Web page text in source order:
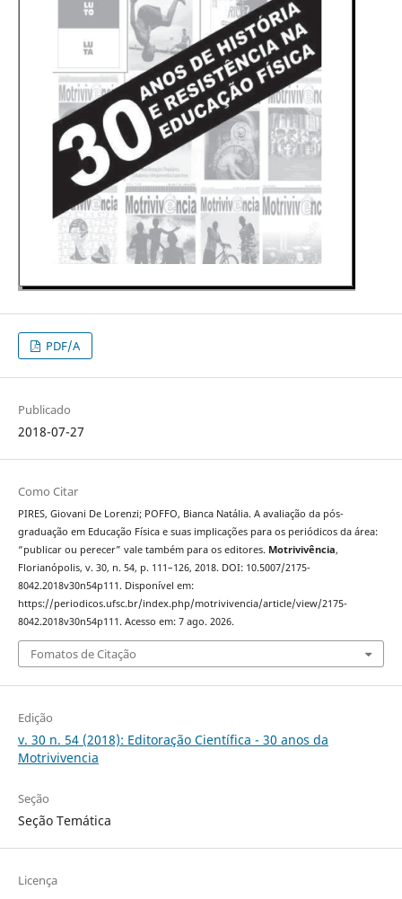
PDF/A
Publicado
2018-07-27
Como Citar
PIRES, Giovani De Lorenzi; POFFO, Bianca Natália. A avaliação da pós-
graduação em Educação Física e suas implicações para os periódicos da área:
“publicar ou perecer” vale também para os editores. Motrivivência,
Florianópolis, v. 30, n. 54, p. 111–126, 2018. DOI: 10.5007/2175-
8042.2018v30n54p111. Disponível em:
https://periodicos.ufsc.br/index.php/motrivivencia/article/view/2175-
8042.2018v30n54p111. Acesso em: 7 ago. 2026.
Fomatos de Citação
Edição
v. 30 n. 54 (2018): Editoração Científica - 30 anos da
Motrivivencia
Seção
Seção Temática
Licença